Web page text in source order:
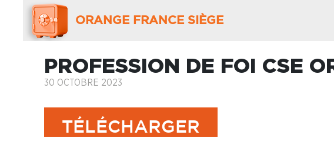
ORANGE FRANCE SIÈGE
PROFESSION DE FOI CSE
30 OCTOBRE 2023
TÉLÉCHARGER